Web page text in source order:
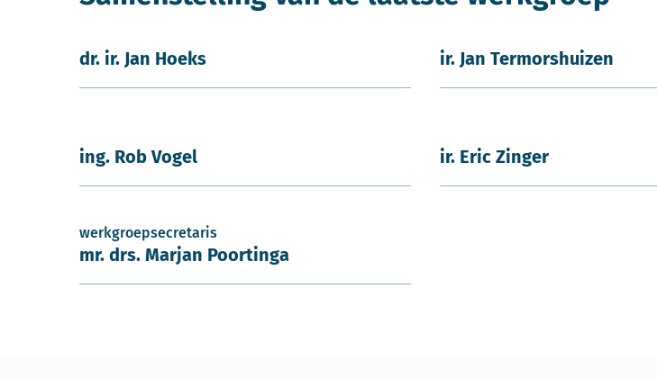
dr. ir. Jan Hoeks ir. Jan Termorshuizen
ing. Rob Vogel ir. Eric Zinger
werkgroepsecretaris
mr. drs. Marjan Poortinga